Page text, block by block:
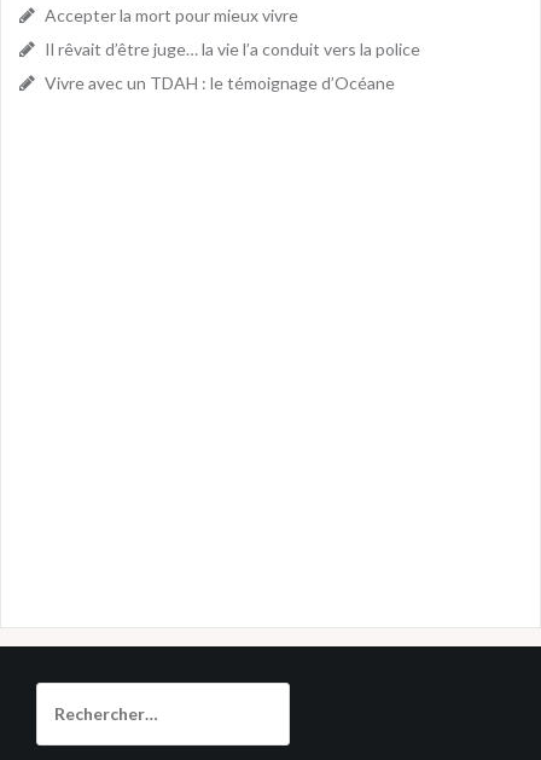
Accepter la mort pour mieux vivre
Il rêvait d’être juge… la vie l’a conduit vers la police
Vivre avec un TDAH : le témoignage d’Océane